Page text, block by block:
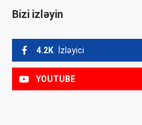
Bizi izləyin
4.2K İzləyici
YOUTUBE